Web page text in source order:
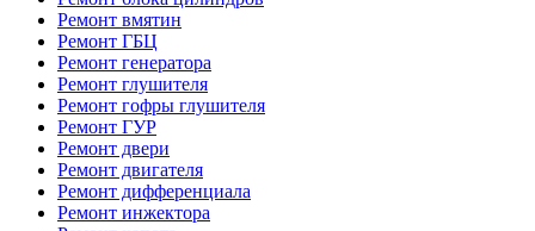
Ремонт вмятин
Ремонт ГБЦ
Ремонт генератора
Ремонт глушителя
Ремонт гофры глушителя
Ремонт ГУР
Ремонт двери
Ремонт двигателя
Ремонт дифференциала
Ремонт инжектора